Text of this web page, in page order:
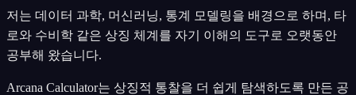
저는 데이터 과학, 머신러닝, 통계 모델링을 배경으로 하며, 타
로와 수비학 같은 상징 체계를 자기 이해의 도구로 오랫동안
공부해 왔습니다.
Arcana Calculator는 상징적 통찰을 더 쉽게 탐색하도록 만든 공